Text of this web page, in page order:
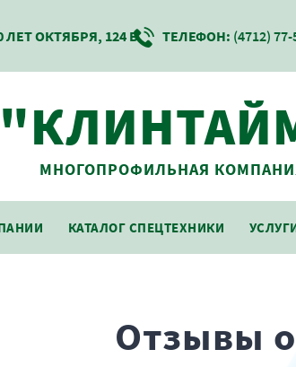
ЛЕТ ОКТЯБРЯ, 124 В ТЕЛЕФОН: (4712)
МНОГОПРОФИЛЬНАЯ
КАТАЛОГ СПЕЦТЕХНИКИ
Отзывы